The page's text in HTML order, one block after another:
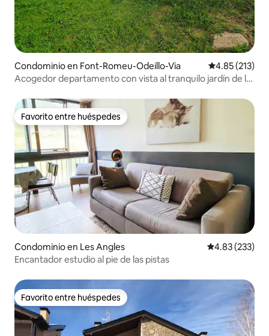
Condominio en Font-Romeu-Odeillo-Via Calificación
4.85 (213)
Acogedor departamento con vista al tranquilo jardín de la
Favorito entre huéspedes
Favorito entre huéspedes
Condominio en Les Angles Calificación
4.83 (233)
Encantador estudio al pie de las pistas
Favorito entre huéspedes
Favorito entre huéspedes